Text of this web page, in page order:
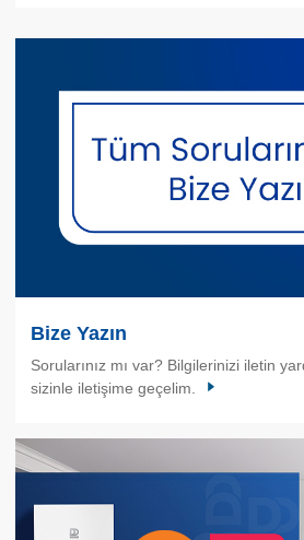
Bize Yazın
Sorularınız mı var? Bilgilerinizi iletin
sizinle iletişime geçelim.